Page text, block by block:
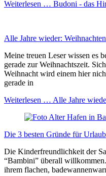
Weiterlesen … Budoni - das
Alle Jahre wieder:
Meine treuen Leser wissen es
gerade zur Weihnachtszeit.
Weihnacht wird einem hier
gerade in
Weiterlesen … Alle Jahre
Die 3 besten Gründe für
Die Kinderfreundlichkeit der
“Bambini” überall
ihrem flachen,